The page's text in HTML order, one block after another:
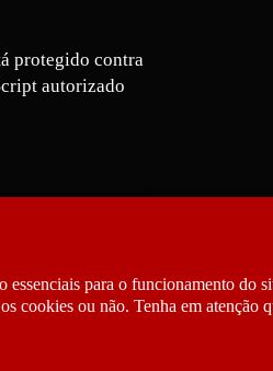
protegido contra
autorizado
essenciais para o funcionamento
cookies ou não. Tenha em atenção